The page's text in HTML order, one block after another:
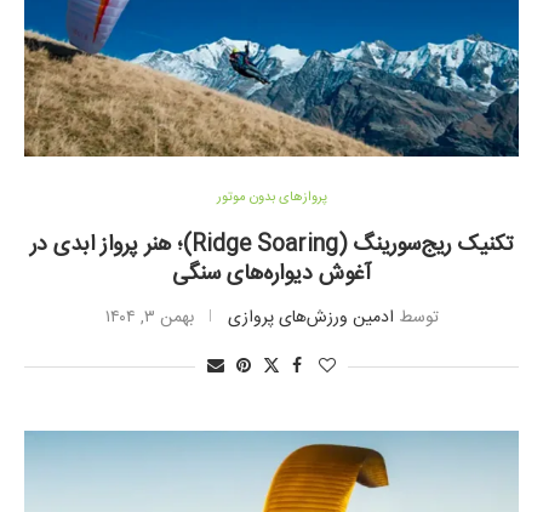
پروازهای بدون موتور
تکنیک ریج‌سورینگ (Ridge Soaring)؛ هنر پرواز ابدی در
آغوش دیواره‌های سنگی
توسط ادمین ورزش‌های پروازی بهمن ۳, ۱۴۰۴